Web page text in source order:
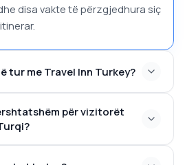
disa vakte të përzgjedhura siç
tur me Travel Inn Turkey?
për vizitorët